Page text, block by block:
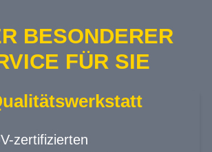
BESONDERER
FÜR SIE
zertifizierten